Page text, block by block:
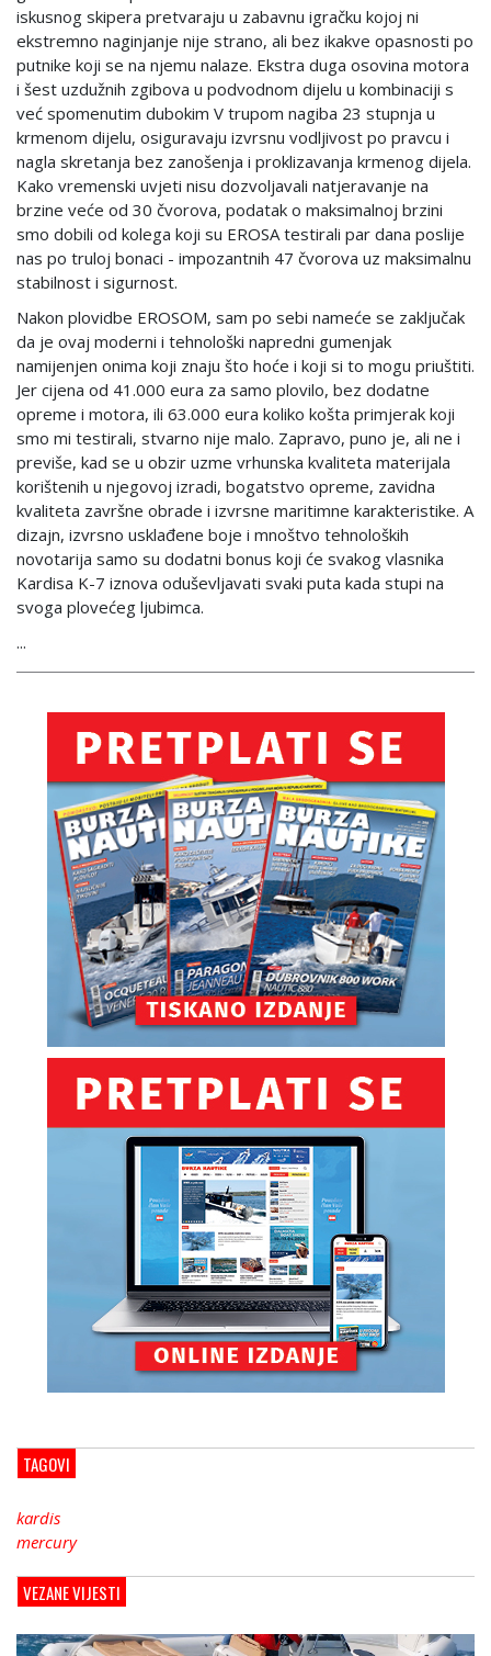
iskusnog skipera pretvaraju u zabavnu igračku kojoj ni
ekstremno naginjanje nije strano, ali bez ikakve opasnosti po
putnike koji se na njemu nalaze. Ekstra duga osovina motora
i šest uzdužnih zgibova u podvodnom dijelu u kombinaciji s
već spomenutim dubokim V trupom nagiba 23 stupnja u
krmenom dijelu, osiguravaju izvrsnu vodljivost po pravcu i
nagla skretanja bez zanošenja i proklizavanja krmenog dijela.
Kako vremenski uvjeti nisu dozvoljavali natjeravanje na
brzine veće od 30 čvorova, podatak o maksimalnoj brzini
smo dobili od kolega koji su EROSA testirali par dana poslije
nas po truloj bonaci - impozantnih 47 čvorova uz maksimalnu
stabilnost i sigurnost.
Nakon plovidbe EROSOM, sam po sebi nameće se zaključak
da je ovaj moderni i tehnološki napredni gumenjak
namijenjen onima koji znaju što hoće i koji si to mogu priuštiti.
Jer cijena od 41.000 eura za samo plovilo, bez dodatne
opreme i motora, ili 63.000 eura koliko košta primjerak koji
smo mi testirali, stvarno nije malo. Zapravo, puno je, ali ne i
previše, kad se u obzir uzme vrhunska kvaliteta materijala
korištenih u njegovoj izradi, bogatstvo opreme, zavidna
kvaliteta završne obrade i izvrsne maritimne karakteristike. A
dizajn, izvrsno usklađene boje i mnoštvo tehnoloških
novotarija samo su dodatni bonus koji će svakog vlasnika
Kardisa K-7 iznova oduševljavati svaki puta kada stupi na
svoga plovećeg ljubimca.
...
TAGOVI
kardis
mercury
VEZANE VIJESTI